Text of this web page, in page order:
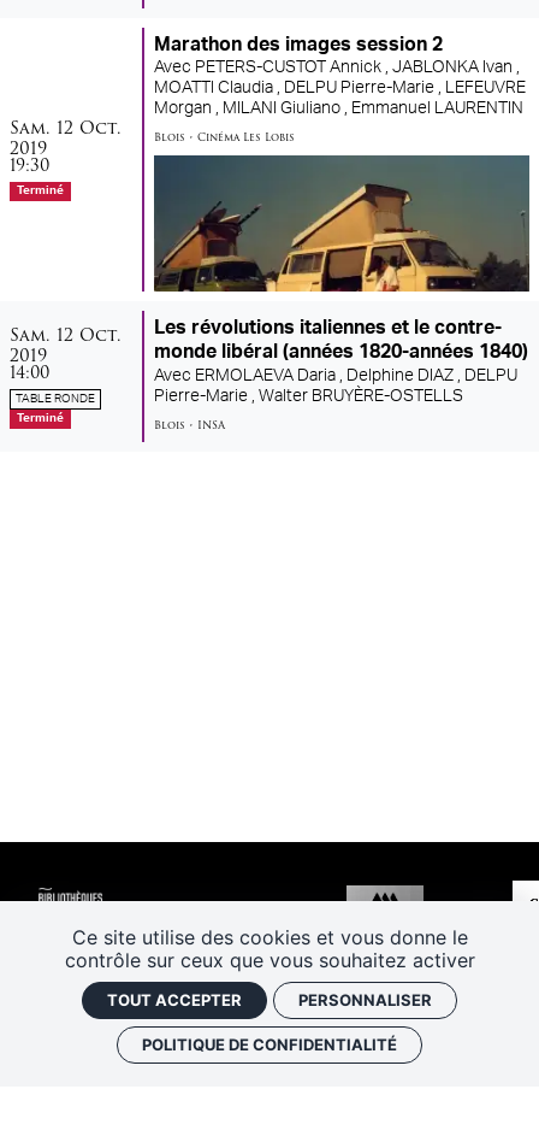
Ce site utilise des cookies et vous donne le
contrôle sur ceux que vous souhaitez activer
TOUT ACCEPTER PERSONNALISER
POLITIQUE DE CONFIDENTIALITÉ
samedi
Sam. 12 octobre
Oct.
2019
19:30
Terminé
Marathon des images session 2
Avec PETERS-CUSTOT Annick , JABLONKA Ivan ,
MOATTI Claudia , DELPU Pierre-Marie , LEFEUVRE
Morgan , MILANI Giuliano , Emmanuel LAURENTIN
Blois • Cinéma Les Lobis
samedi
Sam. 12 octobre
Oct.
2019
14:00
TABLE RONDE
Terminé
Les révolutions italiennes et le contre-
monde libéral (années 1820-années 1840)
Avec ERMOLAEVA Daria , Delphine DIAZ ,
DELPU
Pierre-Marie , Walter BRUYÈRE-OSTELLS
Blois • INSA